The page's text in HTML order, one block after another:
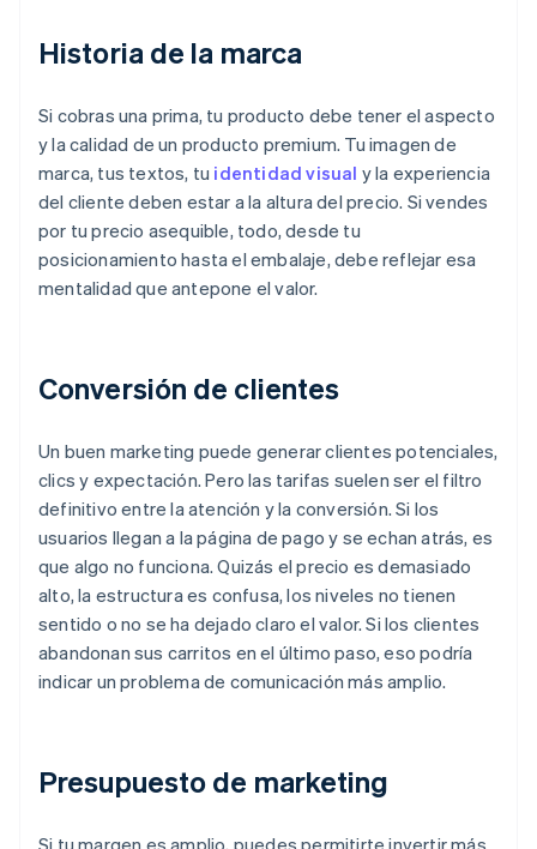
Historia de la marca
Si cobras una prima, tu producto debe tener el aspecto
y la calidad de un producto premium. Tu imagen de
marca, tus textos, tu identidad visual y la experiencia
del cliente deben estar a la altura del precio. Si vendes
por tu precio asequible, todo, desde tu
posicionamiento hasta el embalaje, debe reflejar esa
mentalidad que antepone el valor.
Conversión de clientes
Un buen marketing puede generar clientes potenciales,
clics y expectación. Pero las tarifas suelen ser el filtro
definitivo entre la atención y la conversión. Si los
usuarios llegan a la página de pago y se echan atrás, es
que algo no funciona. Quizás el precio es demasiado
alto, la estructura es confusa, los niveles no tienen
sentido o no se ha dejado claro el valor. Si los clientes
abandonan sus carritos en el último paso, eso podría
indicar un problema de comunicación más amplio.
Presupuesto de marketing